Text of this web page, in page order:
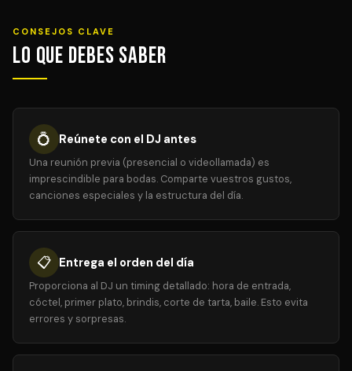
CONSEJOS CLAVE
Lo que debes saber
💍 Reúnete con el DJ antes
Una reunión previa (presencial o videollamada) es
imprescindible para bodas. Comparte vuestros gustos,
canciones especiales y la estructura del día.
📋 Entrega el orden del día
Proporciona al DJ un timing detallado: hora de entrada,
cóctel, primer plato, brindis, corte de tarta, baile. Esto evita
errores y sorpresas.